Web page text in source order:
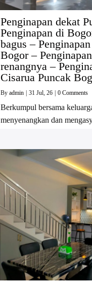
Penginapan dekat
Penginapan di
bagus –
Bogor –
renangnya –
Cisarua Puncak
By admin 31 Jul, 26 0 Comments
Berkumpul bersama
menyenangkan dan